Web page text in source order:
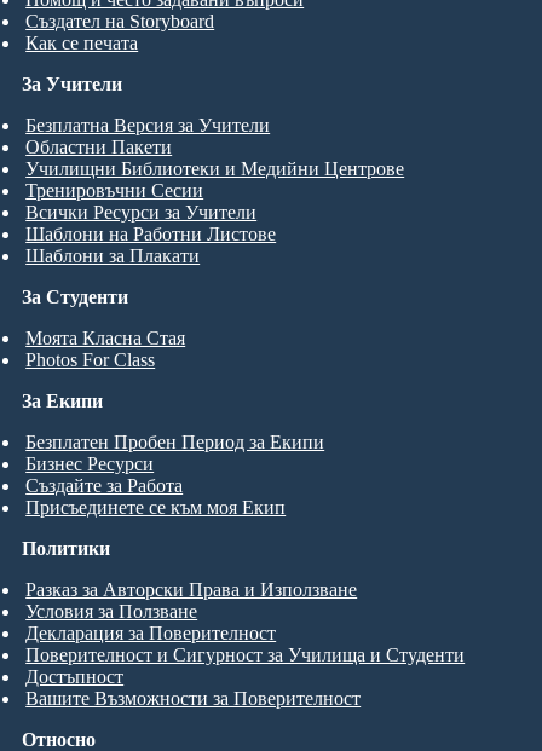
Създател на Storyboard
Как се печата
За Студенти
Моята Класна Стая
Photos For Class
За Учители
Безплатна Версия за Учители
Областни Пакети
Училищни Библиотеки и Медийни Центрове
Тренировъчни Сесии
Всички Ресурси за Учители
Шаблони на Работни Листове
Шаблони за Плакати
За Екипи
Безплатен Пробен Период за Екипи
Бизнес Ресурси
Създайте за Работа
Присъединете се към моя Екип
Относно
Политики
Разказ за Авторски Права и Използване
Условия за Ползване
Декларация за Поверителност
Поверителност и Сигурност за Училища и Студенти
Достъпност
Вашите Възможности за Поверителност